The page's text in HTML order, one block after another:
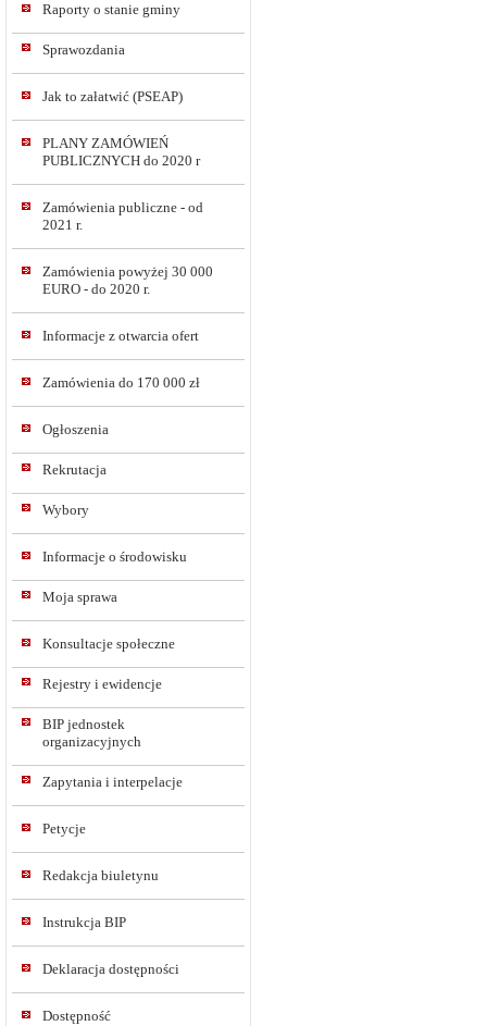
Raporty o stanie gminy
Sprawozdania
Jak to załatwić (PSEAP)
PLANY ZAMÓWIEŃ
PUBLICZNYCH do 2020 r
Zamówienia publiczne - od
2021 r.
Zamówienia powyżej 30 000
EURO - do 2020 r.
Informacje z otwarcia ofert
Zamówienia do 170 000 zł
Ogłoszenia
Rekrutacja
Wybory
Informacje o środowisku
Moja sprawa
Konsultacje społeczne
Rejestry i ewidencje
BIP jednostek
organizacyjnych
Zapytania i interpelacje
Petycje
Redakcja biuletynu
Instrukcja BIP
Deklaracja dostępności
Dostępność